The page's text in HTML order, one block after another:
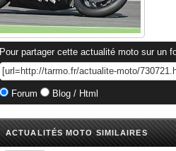
Pour partager cette actualité moto sur un
Forum Blog / Html
ACTUALITÉS MOTO SIMILAIRES